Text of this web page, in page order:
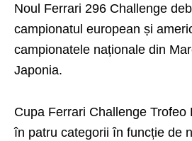
Noul Ferrari 296 Challenge
campionatul european și
campionatele naționale din
Japonia.
Cupa Ferrari Challenge
în patru categorii în funcție de